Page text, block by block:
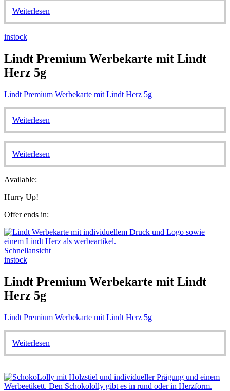
Weiterlesen
instock
Lindt Premium Werbekarte mit Lindt
Herz 5g
Lindt Premium Werbekarte mit Lindt Herz 5g
Weiterlesen
Weiterlesen
Available:
Hurry Up!
Offer ends in:
Schnellansicht
instock
Lindt Premium Werbekarte mit Lindt
Herz 5g
Lindt Premium Werbekarte mit Lindt Herz 5g
Weiterlesen